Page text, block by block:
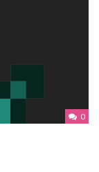
0